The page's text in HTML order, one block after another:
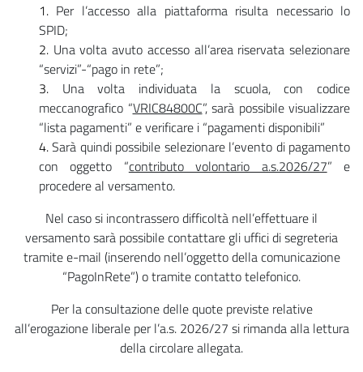
Per l’accesso alla piattaforma risulta necessario lo
SPID;
Una volta avuto accesso all’area riservata selezionare
“servizi”-“pago in rete”;
Una volta individuata la scuola, con codice
meccanografico “VRIC84800C”, sarà possibile visualizzare
“lista pagamenti” e verificare i “pagamenti disponibili”
Sarà quindi possibile selezionare l’evento di pagamento
con oggetto “contributo volontario a.s.2026/27” e
procedere al versamento.
Nel caso si incontrassero difficoltà nell’effettuare il
versamento sarà possibile contattare gli uffici di segreteria
tramite e-mail (inserendo nell’oggetto della comunicazione
“PagoInRete”) o tramite contatto telefonico.
Per la consultazione delle quote previste relative
all’erogazione liberale per l’a.s. 2026/27 si rimanda alla lettura
della circolare allegata.